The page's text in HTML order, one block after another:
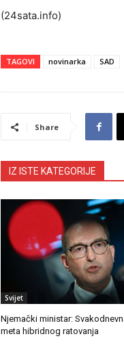
(24sata.info)
TAGOVI novinarka SAD
Share
IZ ISTE KATEGORIJE
Svijet
Njemački ministar:
meta hibridnog ratovanja